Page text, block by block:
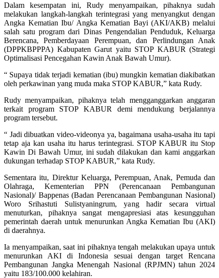
Dalam kesempatan ini, Rudy menyampaikan, pihaknya sudah
melakukan langkah-langkah terintegrasi yang menyangkut dengan
Angka Kematian Ibu/ Angka Kematian Bayi (AKI/AKB) melalui
salah satu program dari Dinas Pengendalian Penduduk, Keluarga
Berencana, Pemberdayaan Perempuan, dan Perlindungan Anak
(DPPKBPPPA) Kabupaten Garut yaitu STOP KABUR (Strategi
Optimalisasi Pencegahan Kawin Anak Bawah Umur).
“ Supaya tidak terjadi kematian (ibu) mungkin kematian diakibatkan
oleh perkawinan yang muda maka STOP KABUR,” kata Rudy.
Rudy menyampaikan, pihaknya telah mengganggarkan anggaran
terkait program STOP KABUR demi mendukung berjalannya
program tersebut.
“ Jadi dibuatkan video-videonya ya, bagaimana usaha-usaha itu tapi
tetap aja kan usaha itu harus terintegrasi. STOP KABUR itu Stop
Kawin Di Bawah Umur, ini sudah dilakukan dan kami anggarkan
dukungan terhadap STOP KABUR,” kata Rudy.
Sementara itu, Direktur Keluarga, Perempuan, Anak, Pemuda dan
Olahraga, Kementerian PPN (Perencanaan Pembangunan
Nasional)/ Bappenas (Badan Perencanaan Pembangunan Nasional)
Woro Srihastuti Sulistyaningrum, yang hadir secara virtual
menuturkan, pihaknya sangat mengapresiasi atas kesungguhan
pemerintah daerah untuk menurunkan Angka Kematian Ibu (AKI)
di daerahnya.
Ia menyampaikan, saat ini pihaknya tengah melakukan upaya untuk
menurunkan AKI di Indonesia sesuai dengan target Rencana
Pembangunan Jangka Menengah Nasional (RPJMN) tahun 2024
yaitu 183/100.000 kelahiran.